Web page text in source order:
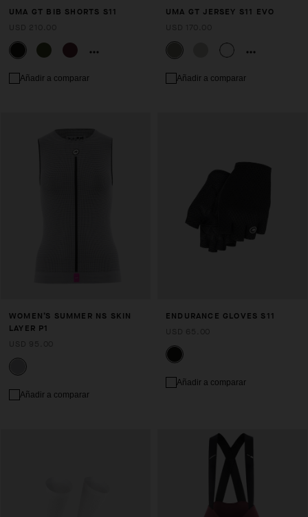
UMA GT BIB SHORTS S11
Añadir a comparar
UMA GT JERSEY S11 EVO
Añadir a comparar
WOMEN’S SUMMER NS SKIN
LAYER P1
Añadir a comparar
ENDURANCE GLOVES S11
Añadir a comparar